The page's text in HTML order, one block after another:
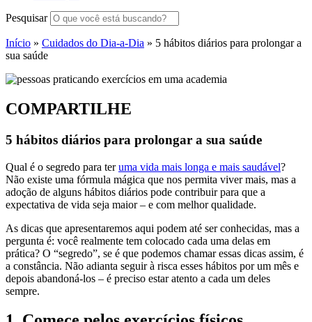
Pesquisar
Início » Cuidados do Dia-a-Dia » 5 hábitos diários para prolongar a
sua saúde
COMPARTILHE
5 hábitos diários para prolongar a sua saúde
Qual é o segredo para teruma vida mais longa e mais saudável?
Não existe uma fórmula mágica que nos permita viver mais, mas a
adoção de alguns hábitos diários pode contribuir para que a
expectativa de vida seja maior – e com melhor qualidade.
As dicas que apresentaremos aqui podem até ser conhecidas, mas a
pergunta é: você realmente tem colocado cada uma delas em
prática? O “segredo”, se é que podemos chamar essas dicas assim, é
a constância. Não adianta seguir à risca esses hábitos por um mês e
depois abandoná-los – é preciso estar atento a cada um deles
sempre.